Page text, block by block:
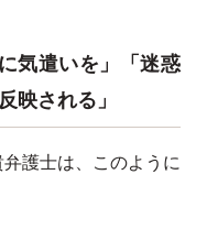
気遣いを」「迷惑
映される」
護士は、このように